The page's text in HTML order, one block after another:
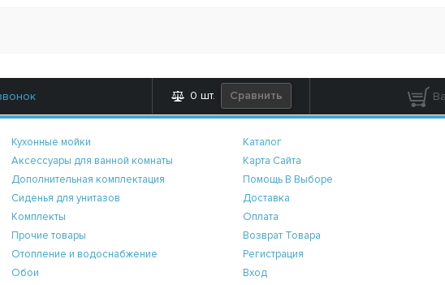
0 шт. Сравнить
Кухонные мойки
Аксессуары для ванной комнаты
Дополнительная комплектация
Сиденья для унитазов
Комплекты
Прочие товары
Отопление и водоснабжение
Обои
Каталог
Карта Сайта
Помощь В Выборе
Доставка
Оплата
Возврат Товара
Регистрация
Вход